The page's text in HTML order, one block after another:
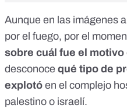
Aunque en las imágenes
por el fuego, por el
sobre cuál fue el motivo
desconoce qué tipo de
explotó en el complejo
palestino o israelí.